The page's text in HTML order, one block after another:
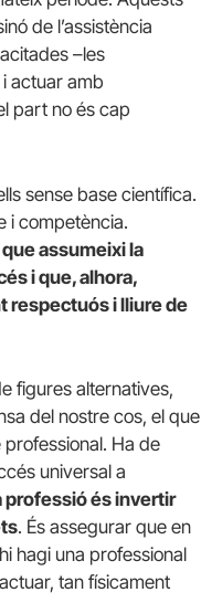
de l’assistència
–les
actuar amb
part no és cap
sense base científica.
i competència.
assumeixi la
i que, alhora,
respectuós i lliure de
figures alternatives,
del nostre cos, el que
Ha de
universal a
professió és invertir
. És assegurar que en
hagi una professional
tan físicament